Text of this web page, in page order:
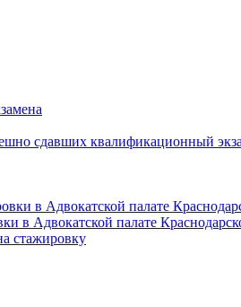
сдавших квалификационный
в Адвокатской палате
в Адвокатской палате
стажировку